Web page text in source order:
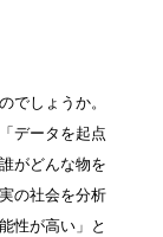
でしょうか。
データを起点
がどんな物を
の社会を分析
性が高い」と